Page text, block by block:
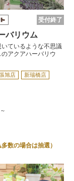
受付終了
バリウム
ているような不思議
アクアハーバリウ
旭店
新瑞橋店
数の場合は抽選）